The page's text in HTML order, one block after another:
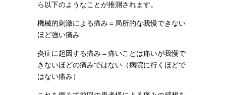
ら以下のようなことが推測されます。
機械的刺激による痛み＝局所的な我慢できない
ほど強い痛み
炎症に起因する痛み＝痛いことは痛いが我慢で
きないほどの痛みではない（病院に行くほどで
はない痛み）